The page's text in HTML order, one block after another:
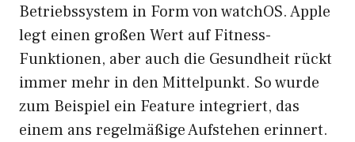
Betriebssystem in Form von watchOS. Apple
legt einen großen Wert auf Fitness-
Funktionen, aber auch die Gesundheit rückt
immer mehr in den Mittelpunkt. So wurde
zum Beispiel ein Feature integriert, das
einem ans regelmäßige Aufstehen erinnert.